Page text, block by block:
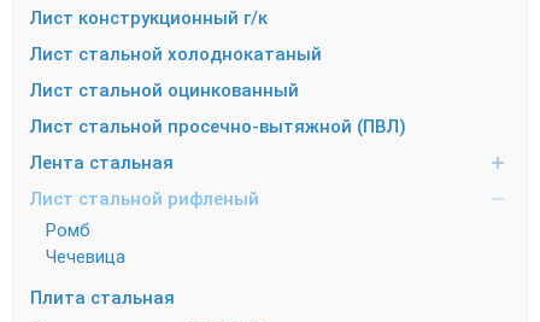
Лист конструкционный г/к
Лист стальной холоднокатаный
Лист стальной оцинкованный
Лист стальной просечно-вытяжной (ПВЛ)
Лента стальная
Лист стальной рифленый
Ромб
Чечевица
Плита стальная